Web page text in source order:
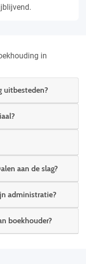
in
uitbesteden?
aan de slag?
administratie?
boekhouder?